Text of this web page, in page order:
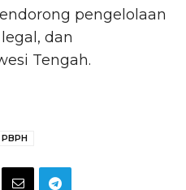
pengelolaan
dan
Tengah.
PBPH